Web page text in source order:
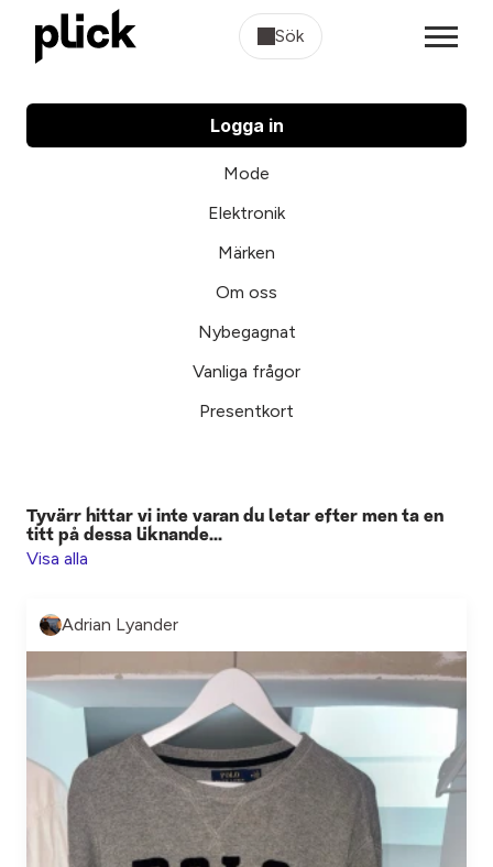
Sök
Logga in
Mode
Elektronik
Märken
Om oss
Nybegagnat
Vanliga frågor
Presentkort
Tyvärr hittar vi inte varan du letar efter men ta en
titt på dessa liknande...
Visa alla
Adrian Lyander